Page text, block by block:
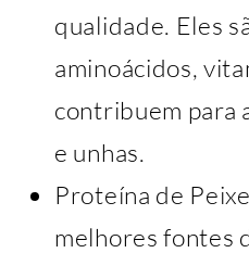
qualidade. Eles
aminoácidos,
contribuem para
e unhas.
Proteína de
melhores fontes